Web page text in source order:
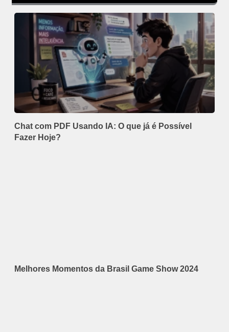
Chat com PDF Usando IA: O que já é Possível
Fazer Hoje?
Melhores Momentos da Brasil Game Show 2024